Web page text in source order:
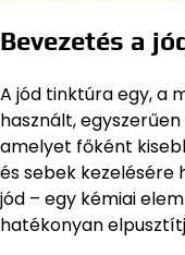
Bevezetés a
A jód tinktúra egy, a
használt,
amelyet főként
és sebek kezelésére
jód – egy kémiai
hatékonyan